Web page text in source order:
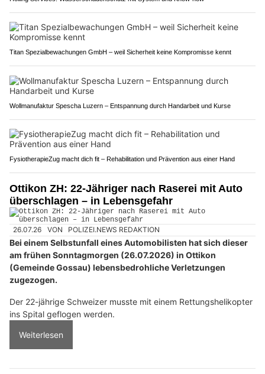
Titan Spezialbewachungen GmbH – weil Sicherheit keine Kompromisse kennt
Wollmanufaktur Spescha Luzern – Entspannung durch Handarbeit und Kurse
FysiotherapieZug macht dich fit – Rehabilitation und Prävention aus einer Hand
Ottikon ZH: 22-Jähriger nach Raserei mit Auto
überschlagen – in Lebensgefahr
26.07.26 VON POLIZEI.NEWS REDAKTION
Bei einem Selbstunfall eines Automobilisten hat sich dieser
am frühen Sonntagmorgen (26.07.2026) in Ottikon
(Gemeinde Gossau) lebensbedrohliche Verletzungen
zugezogen.
Der 22-jährige Schweizer musste mit einem Rettungshelikopter
ins Spital geflogen werden.
Weiterlesen